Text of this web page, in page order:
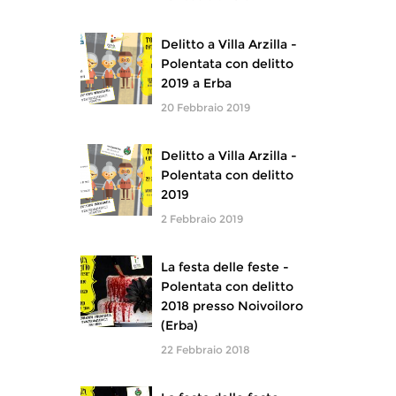
Delitto a Villa Arzilla -
Polentata con delitto
2019 a Erba
20 Febbraio 2019
Delitto a Villa Arzilla -
Polentata con delitto
2019
2 Febbraio 2019
La festa delle feste -
Polentata con delitto
2018 presso Noivoiloro
(Erba)
22 Febbraio 2018